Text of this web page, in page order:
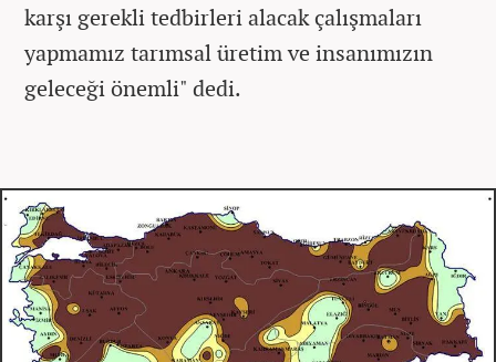
karşı gerekli tedbirleri alacak çalışmaları
yapmamız tarımsal üretim ve insanımızın
geleceği önemli" dedi.